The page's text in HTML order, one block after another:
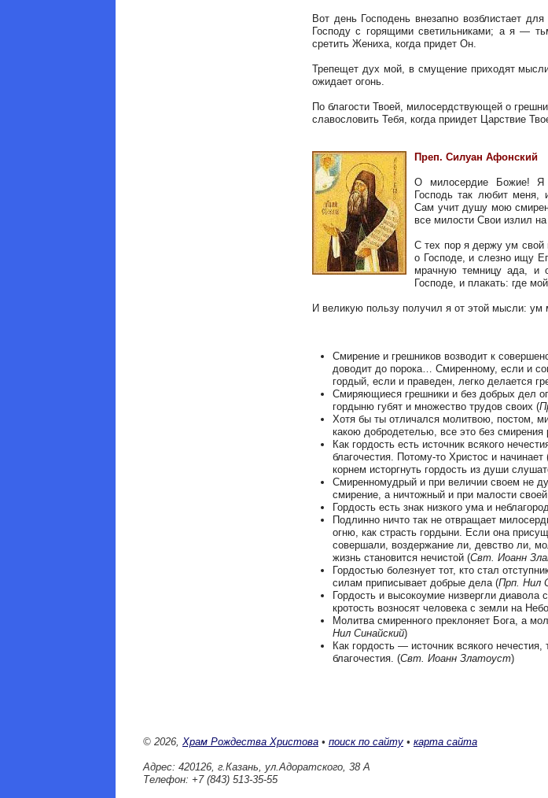
Вот день Господень внезапно возблистает
Господу с горящими светильниками; а я —
сретить Жениха, когда придет Он.
Трепещет дух мой, в смущение приходят
ожидает огонь.
По благости Твоей, милосердствующей о
славословить Тебя, когда приидет Царствие
Преп. Силуан Афонский
О милосердие Божие!
Господь так любит меня,
Сам учит душу мою
все милости Свои излил
С тех пор я держу ум свой
о Господе, и слезно ищу
мрачную темницу ада, и
Господе, и плакать: где
И великую пользу получил я от этой мысли: ум
Смирение и грешников возводит к
доводит до порока… Смиренному, если и
гордый, если и праведен, легко делается
Смиряющиеся грешники и без добрых дел
гордыню губят и множество трудов своих (
Хотя бы ты отличался молитвою, постом,
какою добродетелью, все это без смирения
Как гордость есть источник всякого
благочестия. Потому-то Христос и
корнем исторгнуть гордость из души
Смиренномудрый и при величии своем не
смирение, а ничтожный и при малости
Гордость есть знак низкого ума и
Подлинно ничто так не отвращает
огню, как страсть гордыни. Если она
совершали, воздержание ли, девство ли,
жизнь становится нечистой (Свт. Иоанн
Гордостью болезнует тот, кто стал
силам приписывает добрые дела (Прп. Нил
Гордость и высокоумие низвергли
кротость возносят человека с земли на
Молитва смиренного преклоняет Бога, а
Нил Синайский)
Как гордость — источник всякого
благочестия. (Свт. Иоанн Златоуст)
© 2026, Храм Рождества Христова • поиск по сайту • карта сайта
Адрес: 420126, г.Казань, ул.Адоратского, 38 А
Телефон: +7 (843) 513-35-55